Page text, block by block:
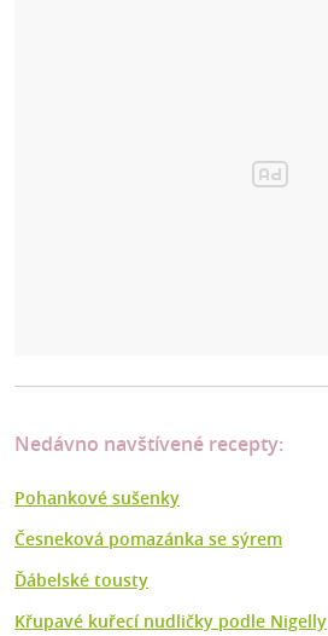
Nedávno navštívené recepty:
Pohankové sušenky
Česneková pomazánka se sýrem
Ďábelské tousty
Křupavé kuřecí nudličky podle Nigelly